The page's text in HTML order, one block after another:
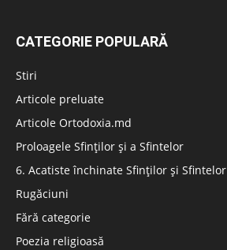
CATEGORIE POPULARĂ
Stiri
Articole preluate
Articole Ortodoxia.md
Proloagele Sfinților și a Sfintelor
6. Acatiste închinate Sfinților și Sfintelor
Rugăciuni
Fără categorie
Poezia religioasă